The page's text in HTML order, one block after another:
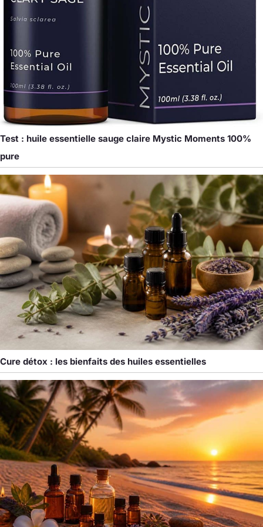
Test : huile essentielle sauge claire Mystic Moments 100%
pure
Cure détox : les bienfaits des huiles essentielles